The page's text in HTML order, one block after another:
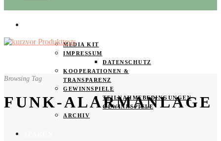
MEDIA KIT
IMPRESSUM
DATENSCHUTZ
KOOPERATIONEN &
TRANSPARENZ
GEWINNSPIELE
TEILNAHMEBEDINGUNGEN
GEWINNSPIELE
ARCHIV
Browsing Tag
FUNK-ALARMANLAGE